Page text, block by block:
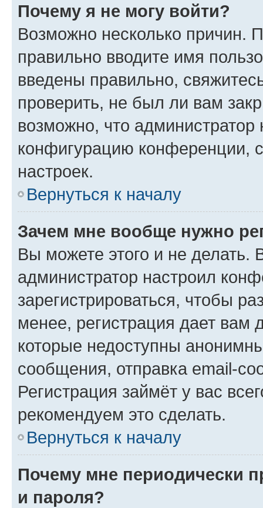
Почему я не могу войти?
Возможно несколько причин.
правильно вводите имя
введены правильно,
проверить, не был ли вам
возможно, что администратор
конфигурацию конференции,
настроек.
Вернуться к началу
Зачем мне вообще нужно
Вы можете этого и не делать.
администратор настроил
зарегистрироваться, чтобы
менее, регистрация дает вам
которые недоступны
сообщения, отправка email-
Регистрация займёт у вас
рекомендуем это сделать.
Вернуться к началу
Почему мне периодически
и пароля?